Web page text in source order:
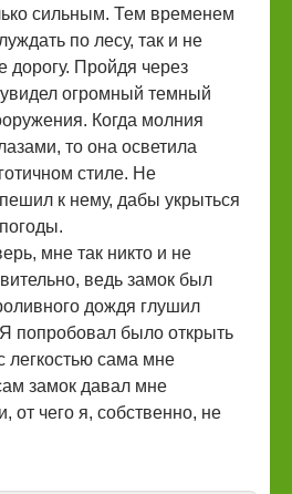
сильным. Тем временем
по лесу, так и не
дорогу. Пройдя через
огромный темный
Когда молния
то она осветила
стиле. Не
к нему, дабы укрыться
мне так никто и не
ведь замок был
дождя глушил
Я попробовал было открыть
легкостью сама мне
замок давал мне
от чего я, собственно, не